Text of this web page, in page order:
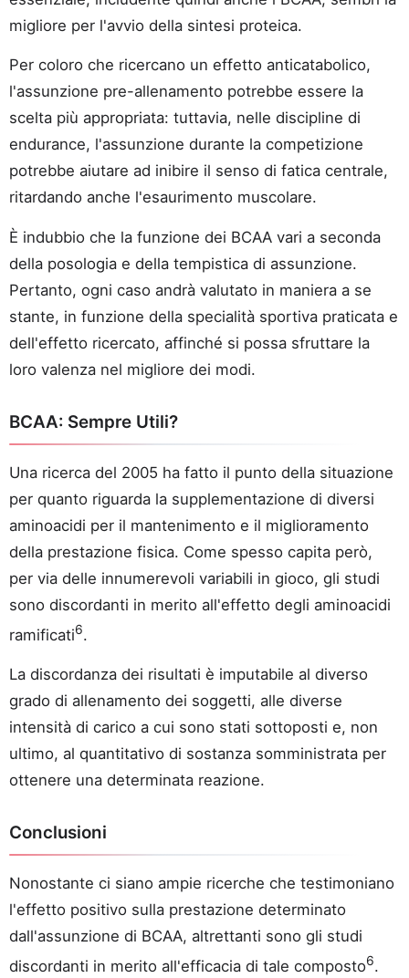
migliore per l'avvio della sintesi proteica.
Per coloro che ricercano un effetto anticatabolico,
l'assunzione pre-allenamento potrebbe essere la
scelta più appropriata: tuttavia, nelle discipline di
endurance, l'assunzione durante la competizione
potrebbe aiutare ad inibire il senso di fatica centrale,
ritardando anche l'esaurimento muscolare.
È indubbio che la funzione dei BCAA vari a seconda
della posologia e della tempistica di assunzione.
Pertanto, ogni caso andrà valutato in maniera a se
stante, in funzione della specialità sportiva praticata e
dell'effetto ricercato, affinché si possa sfruttare la
loro valenza nel migliore dei modi.
BCAA: Sempre Utili?
Una ricerca del 2005 ha fatto il punto della situazione
per quanto riguarda la supplementazione di diversi
aminoacidi per il mantenimento e il miglioramento
della prestazione fisica. Come spesso capita però,
per via delle innumerevoli variabili in gioco, gli studi
sono discordanti in merito all'effetto degli aminoacidi
ramificati6.
La discordanza dei risultati è imputabile al diverso
grado di allenamento dei soggetti, alle diverse
intensità di carico a cui sono stati sottoposti e, non
ultimo, al quantitativo di sostanza somministrata per
ottenere una determinata reazione.
Conclusioni
Nonostante ci siano ampie ricerche che testimoniano
l'effetto positivo sulla prestazione determinato
dall'assunzione di BCAA, altrettanti sono gli studi
discordanti in merito all'efficacia di tale composto6.